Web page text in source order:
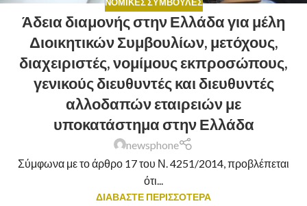
Άδεια διαμονής στην Ελλάδα για μέλη
Διοικητικών Συμβουλίων, μετόχους,
διαχειριστές, νομίμους εκπροσώπους,
γενικούς διευθυντές και διευθυντές
αλλοδαπών εταιρειών με
υποκατάστημα στην Ελλάδα
newsphone
Σύμφωνα με το άρθρο 17 του Ν. 4251/2014, προβλέπεται
ότι...
ΔΙΑΒΑΣΤΕ ΠΕΡΙΣΣΟΤΕΡΑ